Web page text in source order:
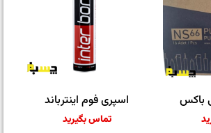
اسپری فوم اینترباند
تماس بگیرید